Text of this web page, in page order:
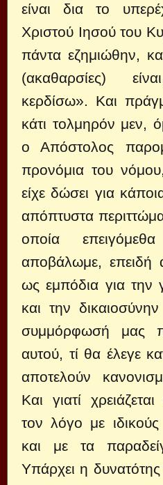
είναι δια το
Χριστού Ιησού του
πάντα εζημιώθην,
(ακαθαρσίες)
κερδίσω». Και
κάτι τολμηρόν μεν,
ο Απόστολος
προνόμια του
είχε δώσει για
απόπτυστα
οποία
αποβάλωμε, επειδή
ως εμπόδια για την
και την
συμμόρφωσή μας
αυτού, τί θα έλεγε
αποτελούν
Και γιατί
τον λόγο με
και με τα
Υπάρχει η